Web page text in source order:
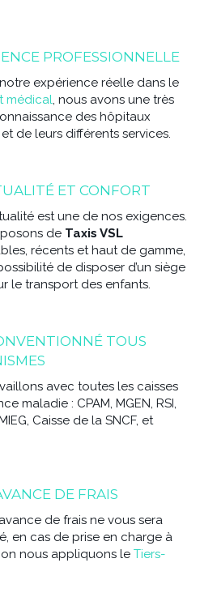
PROFESSIONNELLE
expérience réelle dans le
médical, nous avons une très
des hôpitaux
de leurs différents services.
ET CONFORT
est une de nos exigences.
de Taxis VSL
récents et haut de gamme,
de disposer d’un siège
le transport des enfants.
TOUS
avec toutes les caisses
maladie : CPAM, MGEN, RSI,
Caisse de la SNCF, et
DE FRAIS
de frais ne vous sera
en cas de prise en charge à
nous appliquons le Tiers-